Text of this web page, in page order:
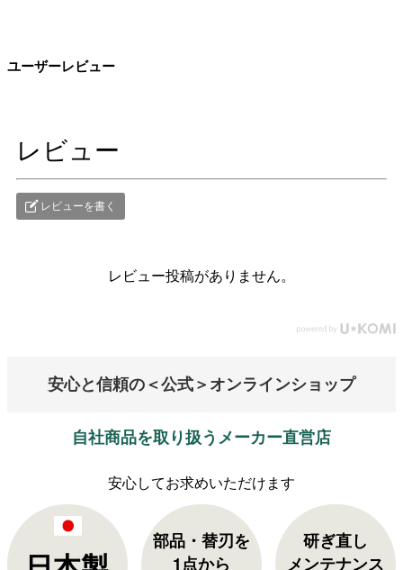
ユーザーレビュー
レビュー
レビューを書く
レビュー投稿がありません。
安心と信頼の＜公式＞オンラインショップ
自社商品を取り扱うメーカー直営店
部品・替刃を
1点から
研ぎ直し
メンテナンス